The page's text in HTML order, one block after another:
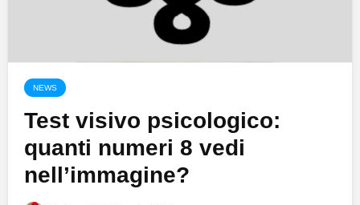
NEWS
Test visivo psicologico:
quanti numeri 8 vedi
nell’immagine?